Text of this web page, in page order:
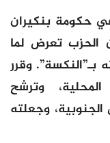
في حكومة بنكيران
الحزب تعرض لما
بـ”النكسة”. وقرر
وترشح
الجنوبية، وجعلته